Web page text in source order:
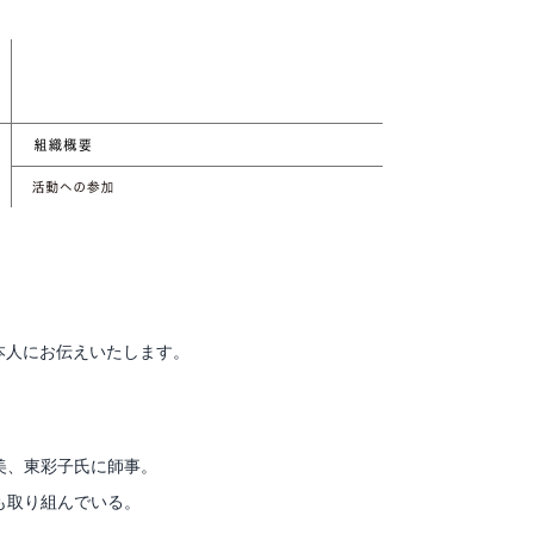
にお伝えいたします。
東彩子氏に師事。
り組んでいる。